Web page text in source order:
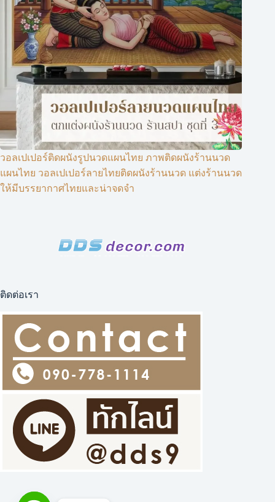
วอลเปเปอร์ติดผนังรูปนวดแผนไทย ภาพติดผนังร้านนวด
แผนไทย วอลเปเปอร์ลายไทยติดผนังร้านนวด แต่งร้านนวด
ให้มีบรรยากาศไทยและน่าจดจำ
ติดต่อเรา